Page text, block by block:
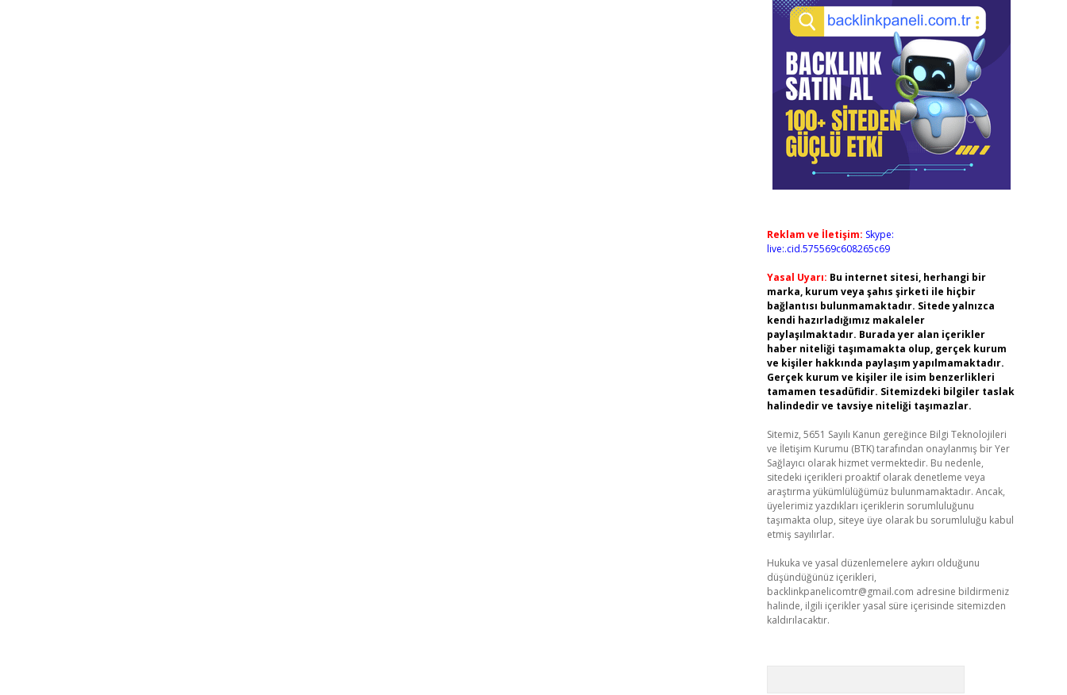
Reklam ve İletişim: Skype:
live:.cid.575569c608265c69
Yasal Uyarı: Bu internet sitesi, herhangi bir
marka, kurum veya şahıs şirketi ile hiçbir
bağlantısı bulunmamaktadır. Sitede yalnızca
kendi hazırladığımız makaleler
paylaşılmaktadır. Burada yer alan içerikler
haber niteliği taşımamakta olup, gerçek kurum
ve kişiler hakkında paylaşım yapılmamaktadır.
Gerçek kurum ve kişiler ile isim benzerlikleri
tamamen tesadüfidir. Sitemizdeki bilgiler taslak
halindedir ve tavsiye niteliği taşımazlar.
Sitemiz, 5651 Sayılı Kanun gereğince Bilgi Teknolojileri
ve İletişim Kurumu (BTK) tarafından onaylanmış bir Yer
Sağlayıcı olarak hizmet vermektedir. Bu nedenle,
sitedeki içerikleri proaktif olarak denetleme veya
araştırma yükümlülüğümüz bulunmamaktadır. Ancak,
üyelerimiz yazdıkları içeriklerin sorumluluğunu
taşımakta olup, siteye üye olarak bu sorumluluğu kabul
etmiş sayılırlar.
Hukuka ve yasal düzenlemelere aykırı olduğunu
düşündüğünüz içerikleri,
backlinkpanelicomtr@gmail.com adresine bildirmeniz
halinde, ilgili içerikler yasal süre içerisinde sitemizden
kaldırılacaktır.